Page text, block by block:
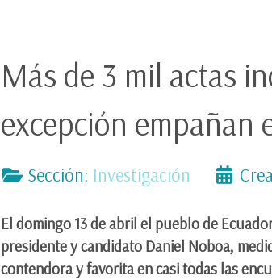
Más de 3 mil actas
excepción empañan
Sección: Investigación
El domingo 13 de abril el pueblo de
presidente y candidato Daniel Noboa,
contendora y favorita en casi todas las